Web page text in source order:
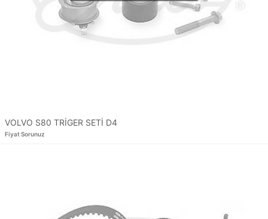
VOLVO S80 TRİGER SETİ D4
Fiyat Sorunuz